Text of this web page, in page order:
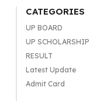
CATEGORIES
UP BOARD
UP SCHOLARSHIP
RESULT
Latest Update
Admit Card